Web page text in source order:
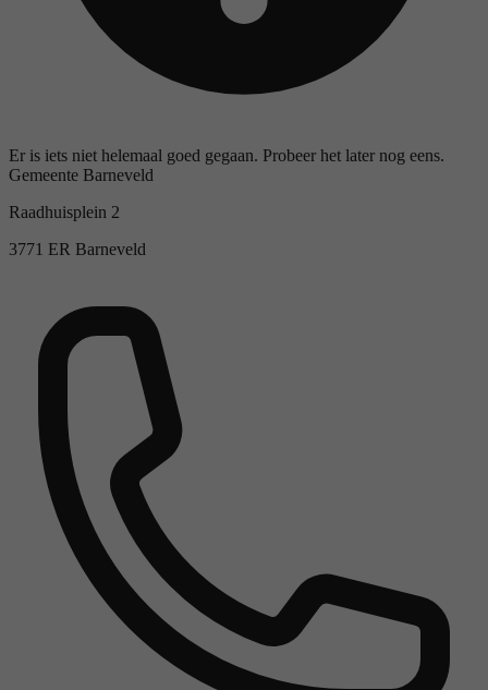
Er is iets niet helemaal goed gegaan. Probeer het later nog eens.
Gemeente Barneveld
Raadhuisplein 2
3771 ER Barneveld